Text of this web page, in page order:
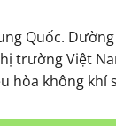
Quốc.
trường Việt
hòa không khí